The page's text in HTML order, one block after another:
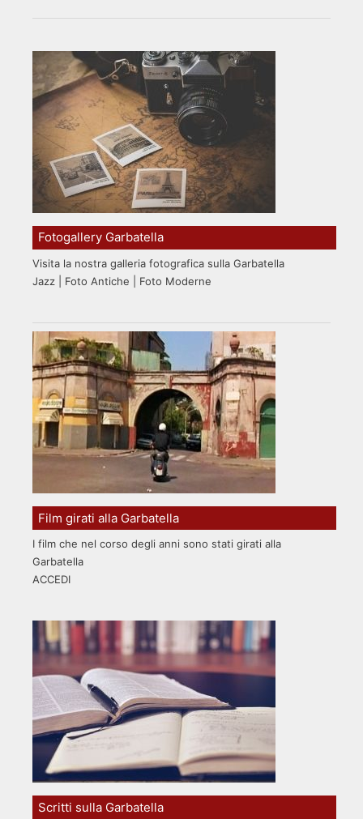
Fotogallery Garbatella
Visita la nostra galleria fotografica sulla Garbatella
Jazz | Foto Antiche | Foto Moderne
Film girati alla Garbatella
I film che nel corso degli anni sono stati girati alla
Garbatella
ACCEDI
Scritti sulla Garbatella